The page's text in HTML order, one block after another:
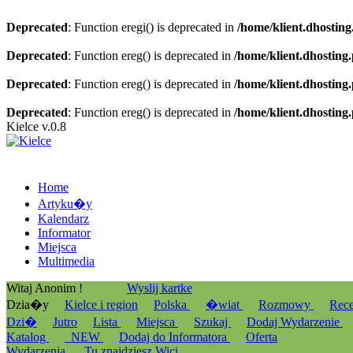
Deprecated: Function eregi() is deprecated in /home/
Deprecated: Function ereg() is deprecated in /home/
Deprecated: Function ereg() is deprecated in /home/
Deprecated: Function ereg() is deprecated in /home/
Kielce v.0.8
Home
Artyku�y
Kalendarz
Informator
Miejsca
Multimedia
Witaj Anonim !
Wyslij kartke
Dzia�y
Kielce i region Polska �wiat Rozmowy
Dzi�
Jutro Lista Miejsca Szukaj Dodaj Wydarzenie
Katalog
_NEW Dodaj do Informatora
Oferta